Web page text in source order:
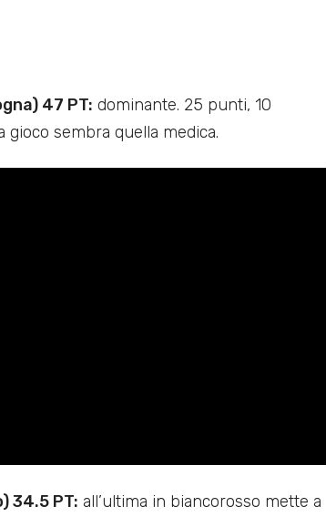
47 PT: dominante. 25 punti, 10
gioco sembra quella medica.
34.5 PT: all’ultima in biancorosso mette a